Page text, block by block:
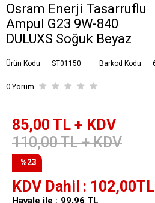
Osram Enerji Tasarruflu
Ampul G23 9W-840
DULUXS Soğuk Beyaz
Ürün Kodu : ST01150 Barkod Kodu :
0 Yorum
85,00 TL + KDV
110,00TL + KDV
%23
KDV Dahil 102,00TL
Havale ile : TL
99,96